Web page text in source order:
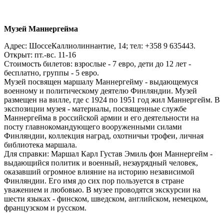
Музей Маннергейма
Адрес: ШоссеКаллиолиннантие, 14; тел: +358 9 635443.
Открыт: пт.-вс. 11-16
Стоимость билетов: взрослые - 7 евро, дети до 12 лет -
бесплатно, группы - 5 евро.
Музей посвящен маршалу Маннергейму - выдающемуся
военному и политическому деятелю Финляндии. Музей
размещен на вилле, где с 1924 по 1951 год жил Маннергейм. В
экспозиции музея - материалы, посвященные службе
Маннергейма в российской армии и его деятельности на
посту главнокомандующего вооруженными силами
Финляндии, коллекция наград, охотничьи трофеи, личная
библиотека маршала.
Для справки: Маршал Карл Густав Эмиль фон Маннергейм -
выдающийся политик и военный, незаурядный человек,
оказавший огромное влияние на историю независимой
Финляндии. Его имя до сих пор пользуется в стране
уважением и любовью. В музее проводятся экскурсии на
шести языках - финском, шведском, английском, немецком,
французском и русском.